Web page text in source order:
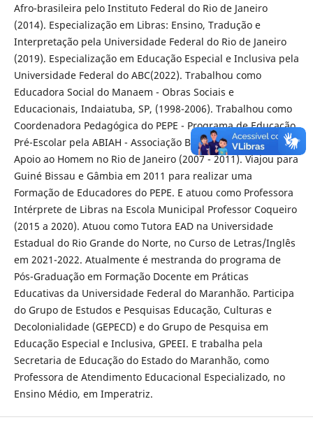
Afro-brasileira pelo Instituto Federal do Rio de Janeiro
(2014). Especialização em Libras: Ensino, Tradução e
Interpretação pela Universidade Federal do Rio de Janeiro
(2019). Especialização em Educação Especial e Inclusiva pela
Universidade Federal do ABC(2022). Trabalhou como
Educadora Social do Manaem - Obras Sociais e
Educacionais, Indaiatuba, SP, (1998-2006). Trabalhou como
Coordenadora Pedagógica do PEPE - Programa de Educação
Pré-Escolar pela ABIAH - Associação Brasileira de Incentivo e
Apoio ao Homem no Rio de Janeiro (2007 - 2011). Viajou para
Guiné Bissau e Gâmbia em 2011 para realizar uma
Formação de Educadores do PEPE. E atuou como Professora
Intérprete de Libras na Escola Municipal Professor Coqueiro
(2015 a 2020). Atuou como Tutora EAD na Universidade
Estadual do Rio Grande do Norte, no Curso de Letras/Inglês
em 2021-2022. Atualmente é mestranda do programa de
Pós-Graduação em Formação Docente em Práticas
Educativas da Universidade Federal do Maranhão. Participa
do Grupo de Estudos e Pesquisas Educação, Culturas e
Decolonialidade (GEPECD) e do Grupo de Pesquisa em
Educação Especial e Inclusiva, GPEEI. E trabalha pela
Secretaria de Educação do Estado do Maranhão, como
Professora de Atendimento Educacional Especializado, no
Ensino Médio, em Imperatriz.